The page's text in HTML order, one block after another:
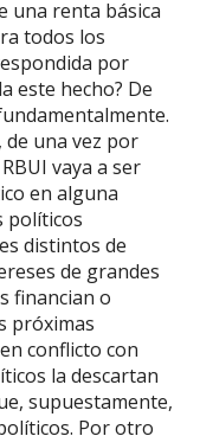
una renta básica
todos los
por
este hecho? De
una vez por
vaya a ser
en alguna
políticos
distintos de
de grandes
financian o
próximas
conflicto con
la descartan
supuestamente,
Por otro